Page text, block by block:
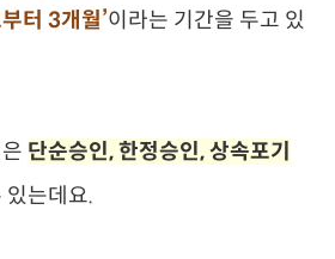
터 3개월’이라는 기간을 두고 있
단순승인, 한정승인, 상속포기
있는데요.